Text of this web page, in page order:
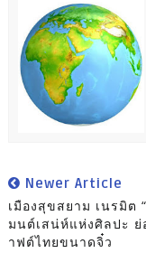
Newer Article
เมืองสุขสยาม เนรมิต
มนต์เสน่ห์แห่งศิลปะ
าฟต์ไทยขนาดจิ๋ว